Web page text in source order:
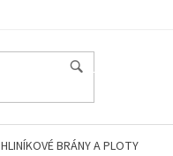
HLINÍKOVÉ BRÁNY A PLOTY